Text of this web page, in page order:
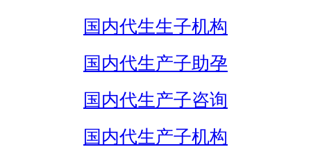
国内代生生子机构
国内代生产子助孕
国内代生产子咨询
国内代生产子机构